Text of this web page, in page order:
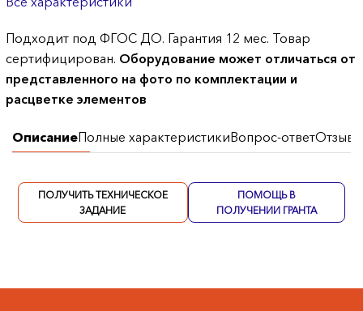
Подходит под ФГОС ДО. Гарантия 12 мес. Товар
сертифицирован. Оборудование может отличаться от
представленного на фото по комплектации и
расцветке элементов
ОписаниеПолные характеристикиВопрос-ответОтзывы
ПОЛУЧИТЬ ТЕХНИЧЕСКОЕ
ЗАДАНИЕ
ПОМОЩЬ В
ПОЛУЧЕНИИ ГРАНТА